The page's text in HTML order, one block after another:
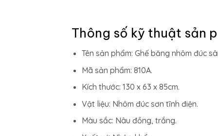
Thông số kỹ thuật sản
Tên sản phẩm: Ghế băng nhôm đúc
Mã sản phẩm: 810A.
Kích thước: 130 x 63 x 85cm.
Vật liệu: Nhôm đúc sơn tĩnh điện.
Màu sắc: Nâu đồng, trắng.